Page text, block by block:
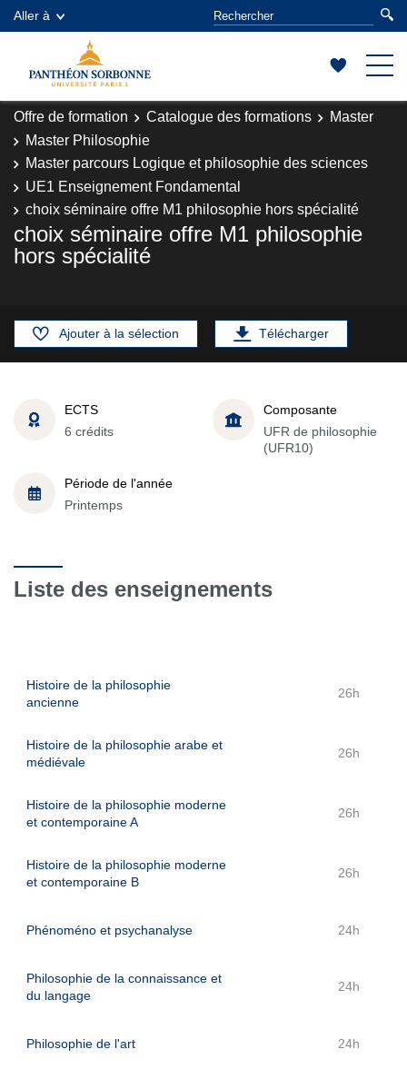
Aller à
Offre de formation Catalogue des formations
Master
Master Philosophie
Master parcours Logique et philosophie des sciences
UE1 Enseignement Fondamental
choix séminaire offre M1 philosophie hors spécialité
choix séminaire offre M1 philosophie
hors spécialité
Ajouter à la sélection Télécharger
ECTS
6 crédits
Composante
UFR de philosophie
(UFR10)
Période de l'année
Printemps
Liste des enseignements
Histoire de la philosophie
ancienne
26h
Histoire de la philosophie arabe et
médiévale
26h
Histoire de la philosophie moderne
et contemporaine A
26h
Histoire de la philosophie moderne
et contemporaine B
26h
Phénoméno et psychanalyse 24h
Philosophie de la connaissance et
du langage
24h
Philosophie de l'art 24h